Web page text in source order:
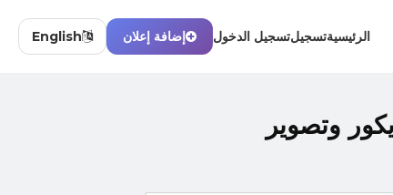
الرئيسيةتسجيلتسجيل الدخول إضافة إعلان English
وتصوير